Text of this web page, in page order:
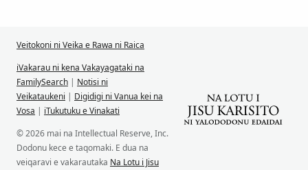
Veitokoni ni Veika e Rawa ni Raica
iVakarau ni kena Vakayagataki na
FamilySearch | Notisi ni
Veikataukeni | Digidigi ni Vanua kei na
Vosa | iTukutuku e Vinakati
© 2026 mai na Intellectual Reserve, Inc.
Dodonu kece e taqomaki. E dua na
veiqaravi e vakarautaka Na Lotu i Jisu